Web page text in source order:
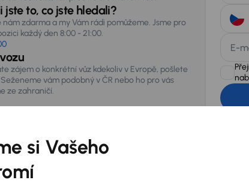
jste to, co jste hledali?
zdarma a my Vám rádi pomůžeme. Jsme pro
každý den 8:00 - 21:00.
zájem o konkrétní vůz kdekoliv v Evropě, pošlete
vám podobný v ČR nebo ho pro vás
ze zahraničí.
E-
AURES
si Vašeho